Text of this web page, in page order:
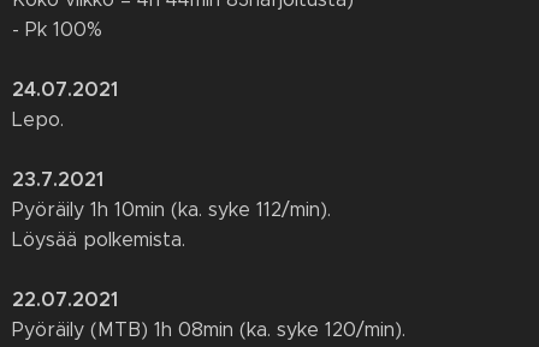
- Pk 100%
24.07.2021
Lepo.
23.7.2021
Pyöräily 1h 10min (ka. syke 112/min).
Löysää polkemista.
22.07.2021
Pyöräily (MTB) 1h 08min (ka. syke 120/min).